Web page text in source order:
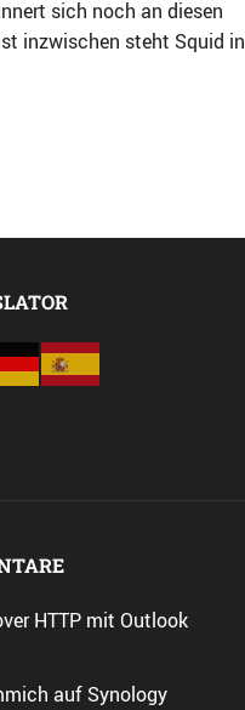
sich noch an diesen
inzwischen steht Squid in
HTTP mit Outlook
auf Synology